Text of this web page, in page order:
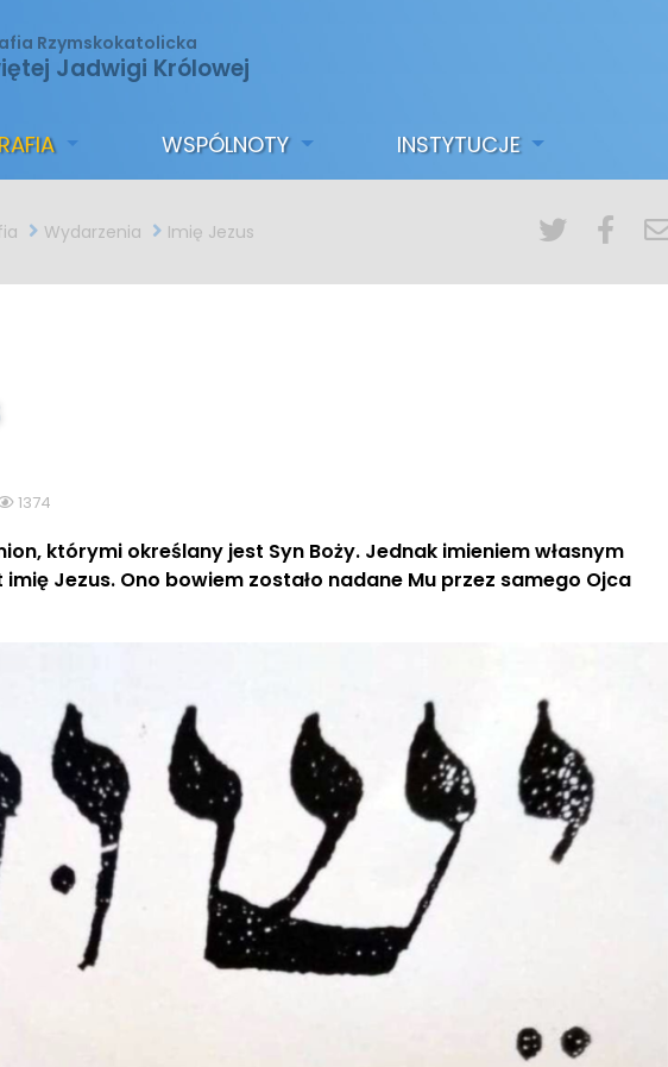
Rzymskokatolicka
Jadwigi Królowej
WSPÓLNOTY INSTYTUCJE
Wydarzenia Imię Jezus
1374
którymi określany jest Syn Boży. Jednak imieniem własnym
imię Jezus. Ono bowiem zostało nadane Mu przez samego Ojca